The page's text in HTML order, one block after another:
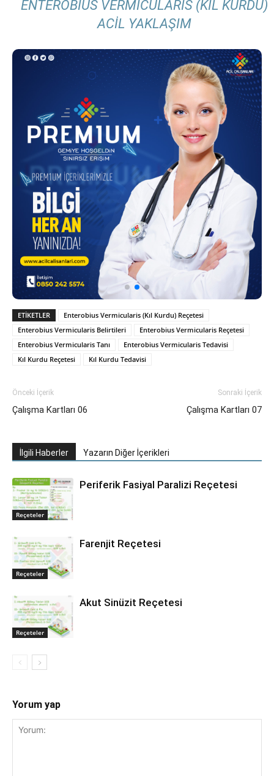
ENTEROBIUS VERMICULARIS (KIL KURDU)
ACIL YAKLAŞIM
ETIKETLER
Enterobius Vermicularis (Kıl Kurdu) Reçetesi
Enterobius Vermicularis Belirtileri
Enterobius Vermicularis Reçetesi
Enterobius Vermicularis Tanı
Enterobius Vermicularis Tedavisi
Kıl Kurdu Reçetesi
Kıl Kurdu Tedavisi
Önceki İçerik
Çalışma Kartları 06
Sonraki İçerik
Çalışma Kartları 07
İlgili Haberler Yazarın Diğer İçerikleri
Reçeteler
Periferik Fasiyal Paralizi Reçetesi
Reçeteler
Farenjit Reçetesi
Reçeteler
Akut Sinüzit Reçetesi
Yorum yap